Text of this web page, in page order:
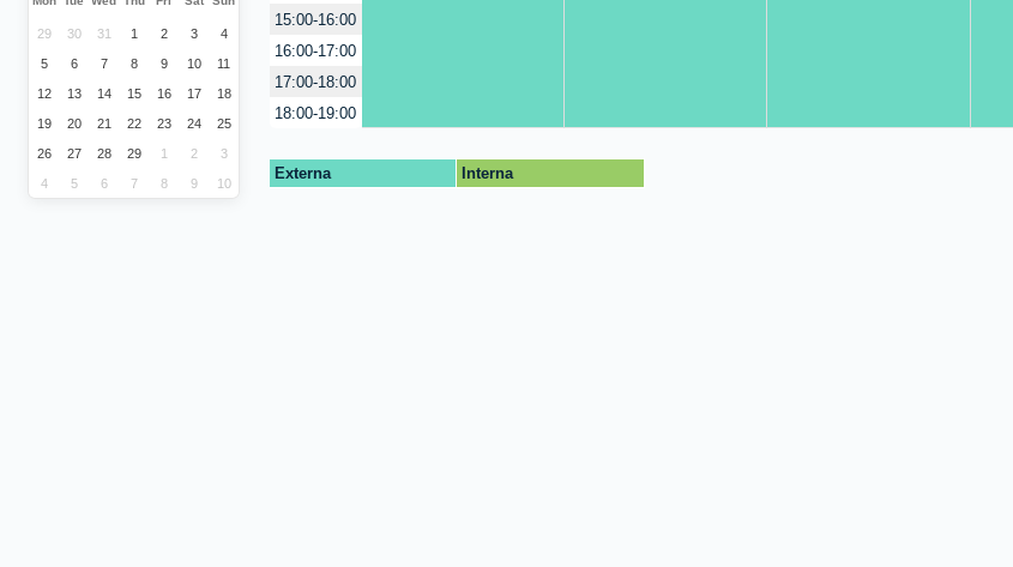
29 30 31 1 2 3 4
5 6 7 8 9 10 11
12 13 14 15 16 17 18
19 20 21 22 23 24 25
26 27 28 29 1 2 3
4 5 6 7 8 9 10
15:00-16:00
16:00-17:00
17:00-18:00
18:00-19:00
Externa Interna